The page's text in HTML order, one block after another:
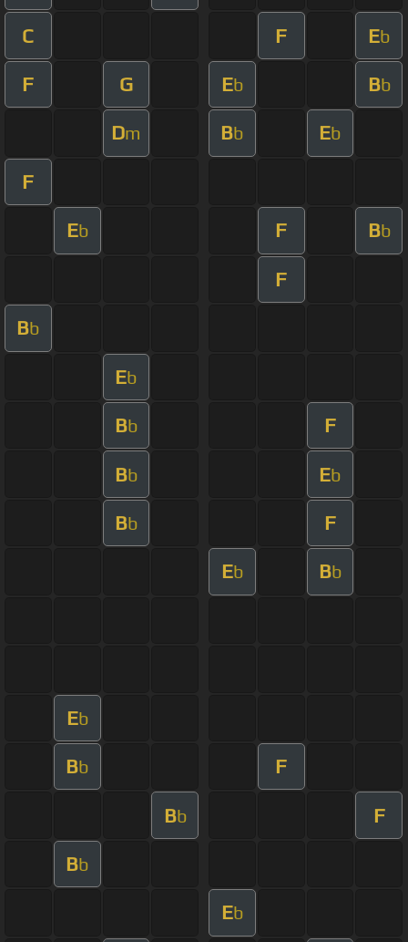
C F Eb
F G Eb Bb
Dm Bb Eb
F
Eb F Bb
F
Bb
Eb
Bb F
Bb Eb
Bb F
Eb Bb
Eb
Bb F
Bb F
Bb
Eb